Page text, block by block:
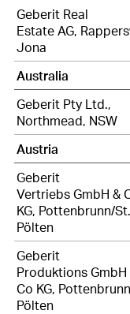
30Foreign exchange
31Subsequent events
32Group companies
Geberit Real
Estate AG,
Jona
Australia
Geberit Pty Ltd.,
Northmead, NSW
Austria
Geberit
Vertriebs GmbH &
KG, Pottenbrunn/St.
Pölten
Geberit
Produktions GmbH
Co KG,
Pölten